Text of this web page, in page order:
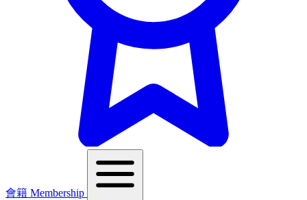
會籍 Membership